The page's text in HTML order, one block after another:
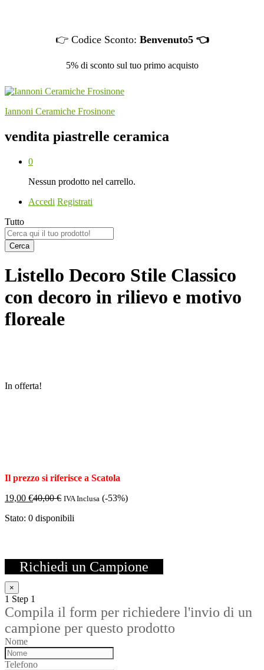
👉 Codice Sconto: Benvenuto5 👈
5% di sconto sul tuo primo acquisto
Iannoni Ceramiche Frosinone
vendita piastrelle ceramica
0
Nessun prodotto nel carrello.
Accedi Registrati
Tutto
Cerca
Listello Decoro Stile Classico
con decoro in rilievo e motivo
floreale
In offerta!
Il prezzo si riferisce a Scatola
19,00 €40,00€ IVA Inclusa (-53%)
Stato: 0 disponibili
Richiedi un Campione
×
1 Step 1
Compila il form per richiedere l'invio di un
campione per questo prodotto
Nome
Telefono